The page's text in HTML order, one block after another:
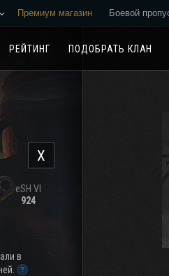
Премиум магазин Боевой
РЕЙТИНГ ПОДОБРАТЬ КЛАН
X
eSH VI
924
в